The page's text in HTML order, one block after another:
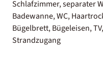
Schlafzimmer, separater
Badewanne, WC,
Bügelbrett, Bügeleisen,
Strandzugang